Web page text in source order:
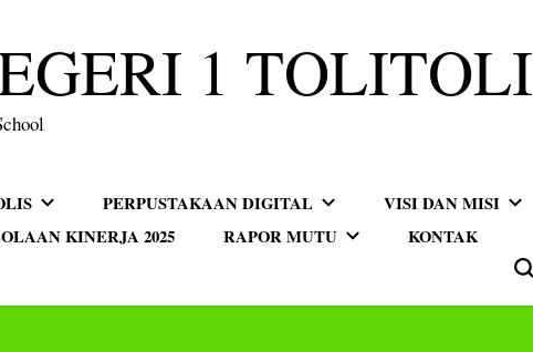
1 TOLITOLI
PERPUSTAKAAN DIGITAL VISI DAN MISI
KINERJA 2025 RAPOR MUTU KONTAK